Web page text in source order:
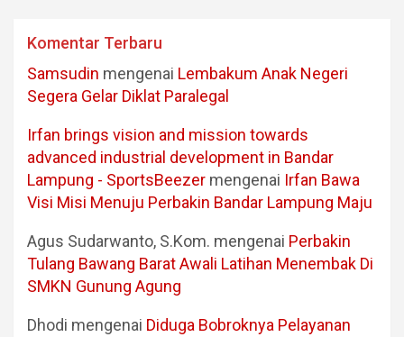
Komentar Terbaru
Samsudin mengenai Lembakum Anak Negeri
Segera Gelar Diklat Paralegal
Irfan brings vision and mission towards
advanced industrial development in Bandar
Lampung - SportsBeezer mengenai Irfan Bawa
Visi Misi Menuju Perbakin Bandar Lampung Maju
Agus Sudarwanto, S.Kom. mengenai Perbakin
Tulang Bawang Barat Awali Latihan Menembak Di
SMKN Gunung Agung
Dhodi mengenai Diduga Bobroknya Pelayanan